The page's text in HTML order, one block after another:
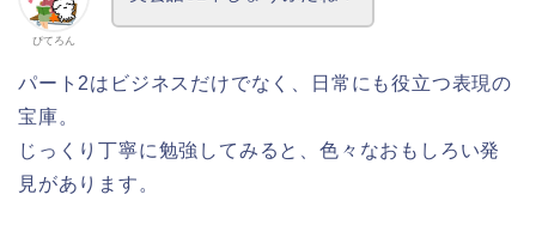
ぴてろん
パート2はビジネスだけでなく、日常にも役立つ表現の
宝庫。
じっくり丁寧に勉強してみると、色々なおもしろい発
見があります。